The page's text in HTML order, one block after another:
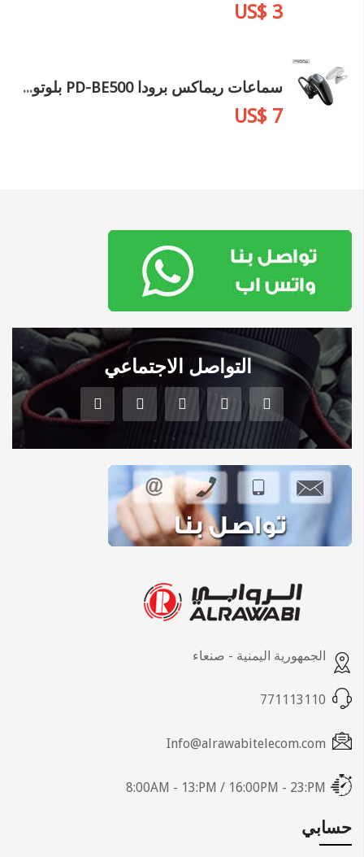
US$ 3
سماعات ريماكس برودا PD-BE500 بلوتوث مفرد
US$ 7
التواصل الاجتماعي
الجمهورية اليمنية - صنعاء
771113110
Info@alrawabitelecom.com
8:00AM - 13:PM / 16:00PM - 23:PM
حسابي